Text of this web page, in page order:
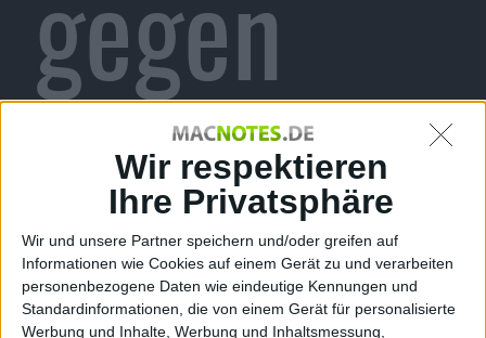
Wir respektieren
Ihre Privatsphäre
Wir und unsere Partner speichern und/oder greifen auf
Informationen wie Cookies auf einem Gerät zu und verarbeiten
personenbezogene Daten wie eindeutige Kennungen und
Standardinformationen, die von einem Gerät für personalisierte
Werbung und Inhalte, Werbung und Inhaltsmessung,
flackernd